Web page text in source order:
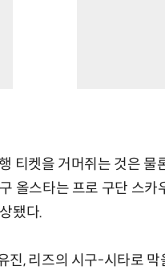
티켓을 거머쥐는 것은 물
올스타는 프로 구단 스
됐다.
, 리즈의 시구-시타로